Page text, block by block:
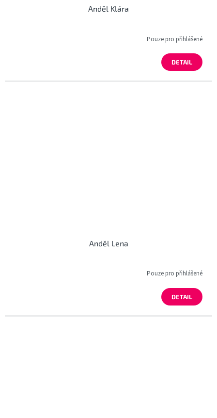
Anděl Klára
Pouze pro přihlášené
DETAIL
Anděl Lena
Pouze pro přihlášené
DETAIL